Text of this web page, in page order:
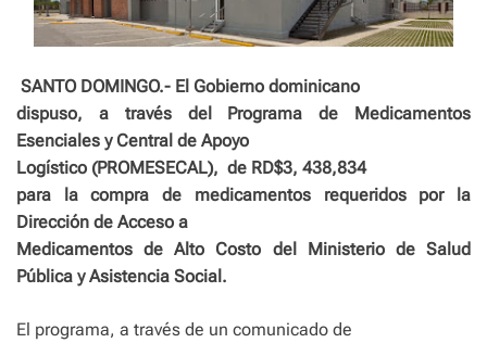
SANTO DOMINGO.- El Gobierno dominicano
dispuso, a través del Programa de Medicamentos
Esenciales y Central de Apoyo
Logístico (PROMESECAL), de RD$3, 438,834
para la compra de medicamentos requeridos por la
Dirección de Acceso a
Medicamentos de Alto Costo del Ministerio de Salud
Pública y Asistencia Social.
El programa, a través de un comunicado de